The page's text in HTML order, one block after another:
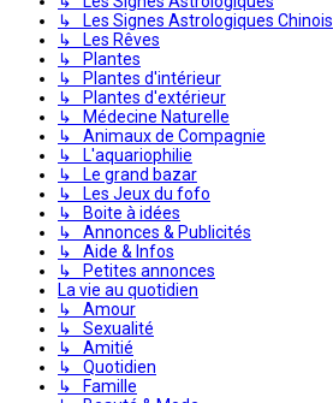
↳ Les Signes Astrologiques Chinois
↳ Les Rêves
↳ Plantes
↳ Plantes d'intérieur
↳ Plantes d'extérieur
↳ Médecine Naturelle
↳ Animaux de Compagnie
↳ L'aquariophilie
↳ Le grand bazar
↳ Les Jeux du fofo
↳ Boite à idées
↳ Annonces & Publicités
↳ Aide & Infos
↳ Petites annonces
La vie au quotidien
↳ Amour
↳ Sexualité
↳ Amitié
↳ Quotidien
↳ Famille